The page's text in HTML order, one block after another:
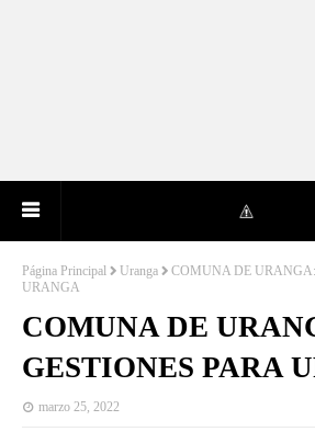
Página Principal Uranga
COMUNA DE
URANGA
COMUNA DE
GESTIONES PARA
marzo 25, 2022